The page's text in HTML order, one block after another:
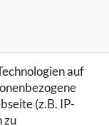
auf
(z.B. IP-
zu